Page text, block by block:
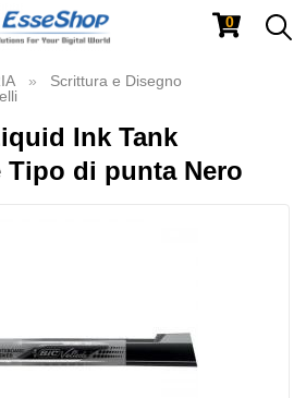
0
Scrittura e Disegno
Ink Tank
Tipo di punta Nero